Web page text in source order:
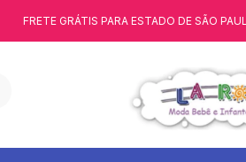
FRETE GRÁTIS PARA ESTADO DE SÃO